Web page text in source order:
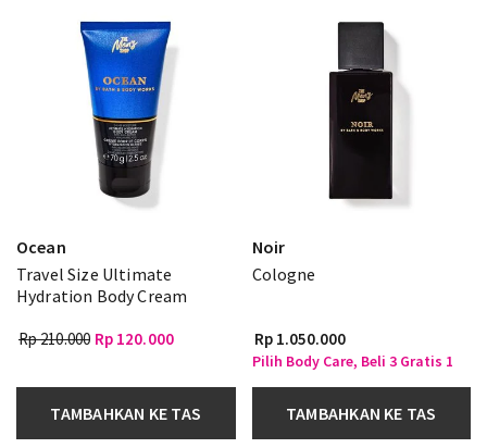
Ocean
Travel Size Ultimate
Hydration Body Cream
Rp 210.000 Rp 120.000
TAMBAHKAN KE TAS
Noir
Cologne
Rp 1.050.000
Pilih Body Care, Beli 3 Gratis 1
TAMBAHKAN KE TAS